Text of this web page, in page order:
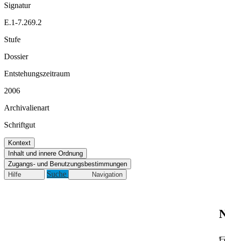
Signatur
E.1-7.269.2
Stufe
Dossier
Entstehungszeitraum
2006
Archivalienart
Schriftgut
Kontext
Inhalt und innere Ordnung
Zugangs- und Benutzungsbestimmungen
Hilfe
Suche Navigation